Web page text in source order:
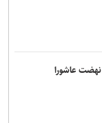
نهضت عاشورا